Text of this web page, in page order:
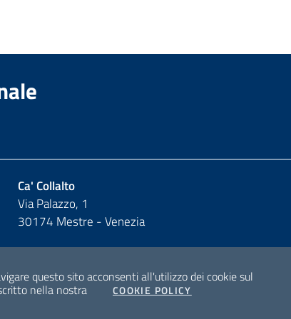
Ca' Collalto
Via Palazzo, 1
30174 Mestre - Venezia
questo sito acconsenti all'utilizzo dei cookie sul
nella nostra COOKIE POLICY